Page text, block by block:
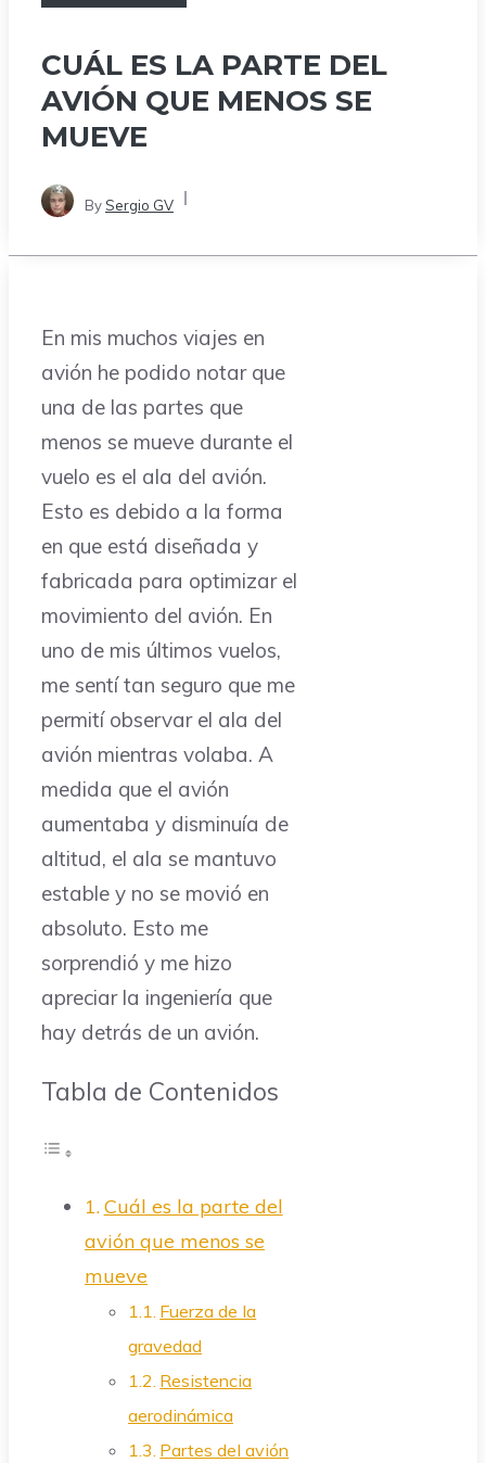
CUÁL ES LA PARTE DEL
AVIÓN QUE MENOS SE
MUEVE
BySergio GV
En mis muchos viajes en
avión he podido notar que
una de las partes que
menos se mueve durante el
vuelo es el ala del avión.
Esto es debido a la forma
en que está diseñada y
fabricada para optimizar el
movimiento del avión. En
uno de mis últimos vuelos,
me sentí tan seguro que me
permití observar el ala del
avión mientras volaba. A
medida que el avión
aumentaba y disminuía de
altitud, el ala se mantuvo
estable y no se movió en
absoluto. Esto me
sorprendió y me hizo
apreciar la ingeniería que
hay detrás de un avión.
Tabla de Contenidos
Cuál es la parte del
avión que menos se
mueve
Fuerza de la
gravedad
Resistencia
aerodinámica
Partes del avión